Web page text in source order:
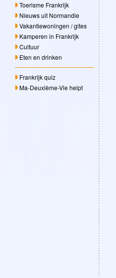
Toerisme Frankrijk
Nieuws uit Normandie
Vakantiewoningen / gites
Kamperen in Frankrijk
Cultuur
Eten en drinken
Frankrijk quiz
Ma-Deuxième-Vie helpt